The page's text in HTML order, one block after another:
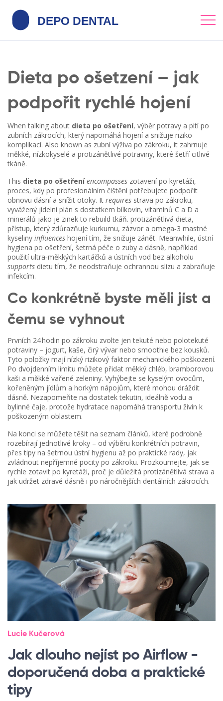
Dieta po ošetzení – jak
podpořit rychlé hojení
When talking about dieta po ošetření, výběr potravy a pití po
zubních zákrocích, který napomáhá hojení a snižuje riziko
komplikací. Also known as zubní výživa po zákroku, it zahrnuje
měkké, nízkokyselé a protizánětlivé potraviny, které šetří citlivé
tkáně.
This dieta po ošetření encompasses zotavení po kyretáži,
proces, kdy po profesionálním čištění potřebujete podpořit
obnovu dásní a snížit otoky. It requires strava po zákroku,
vyvážený jídelní plán s dostatkem bílkovin, vitamínů C a D a
minerálů jako je zinekto rebuild tkáň. protizánětlivá dieta,
přístup, který zdůrazňuje kurkumu, zázvor a omega‑3 mastné
kyseliny influences hojení tím, že snižuje zánět. Meanwhile, ústní
hygiena po ošetření, šetrná péče o zuby a dásně, například
použití ultra‑měkkých kartáčků a ústních vod bez alkoholu
supports dietu tím, že neodstraňuje ochrannou slizu a zabraňuje
infekcím.
Co konkrétně byste měli jíst a
čemu se vyhnout
Prvních 24 hodin po zákroku zvolte jen tekuté nebo polotekuté
potraviny – jogurt, kaše, čirý vývar nebo smoothie bez kousků.
Tyto položky mají nízký rizikový faktor mechanického poškození.
Po dvojdenním limitu můžete přidat měkký chléb, bramborovou
kaši a měkké vařené zeleniny. Vyhýbejte se kyselým ovocům,
kořeněným jídlům a horkým nápojům, které mohou dráždit
dásně. Nezapomeňte na dostatek tekutin, ideálně vodu a
bylinné čaje, protože hydratace napomáhá transportu živin k
poškozeným oblastem.
Na konci se můžete těšit na seznam článků, které podrobně
rozebírají jednotlivé kroky – od výběru konkrétních potravin,
přes tipy na šetrnou ústní hygienu až po praktické rady, jak
zvládnout nepříjemné pocity po zákroku. Prozkoumejte, jak se
rychle zotavit po kyretáži, proč je důležitá protizánětlivá strava a
jak udržet zdravé dásně i po náročnějších dentálních zákrocích.
Lucie Kučerová
Jak dlouho nejíst po Airflow -
doporučená doba a praktické
tipy